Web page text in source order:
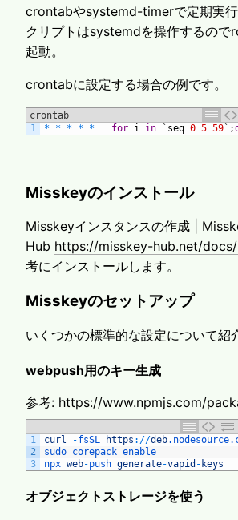
crontabやsystemd-timerで定期実行
クリプトはsystemdを操作するので
起動。
crontabに設定する場合の例です。
crontab
1
* * * * * for i in ` seq 0 5 59` ;
Misskeyのインストール
Misskeyインスタンスの作成 |
Hub https://misskey-hub.net/
考にインストールします。
Misskeyのセットアップ
いくつかの標準的な設定について紹
webpush用のキー生成
参考: https://www.npmjs.com/
1
2
3
curl -fsSL https : //deb.nodesource
sudo corepack enable
npx web-push generate-vapid - keys
オブジェクトストレージを使う